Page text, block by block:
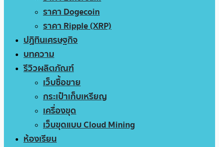
ราคา Dogecoin
ราคา Ripple (XRP)
ปฏิทินเศรษฐกิจ
บทความ
รีวิวผลิตภัณฑ์
เว็บซื้อขาย
กระเป๋าเก็บเหรียญ
เครื่องขุด
เว็บขุดแบบ Cloud Mining
ห้องเรียน